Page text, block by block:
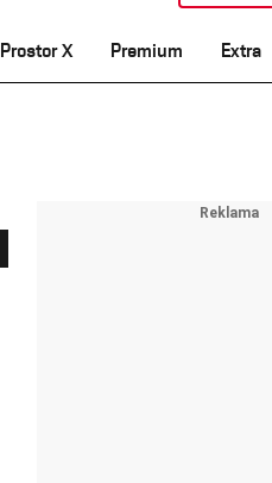
Prostor X Premium Extra